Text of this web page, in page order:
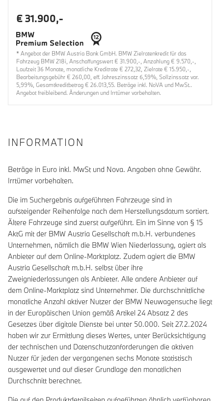
€ 31.900,-
* Angebot der BMW Austria Bank GmbH. BMW Zielratenkredit für das
Fahrzeug BMW 218i, Anschaffungswert € 31.900,-, Anzahlung € 9.570,-,
Laufzeit 36 Monate, monatliche Kreditrate € 272,32, Zielrate € 15.950,-,
Bearbeitungsgebühr € 260,00, eff. Jahreszinssatz 6,59%, Sollzinssatz var.
5,99%, Gesamtkreditbetrag € 26.013,55. Beträge inkl. NoVA und MwSt..
Angebot freibleibend. Änderungen und Irrtümer vorbehalten.
INFORMATION
Beträge in Euro inkl. MwSt und Nova. Angaben ohne Gewähr.
Irrtümer vorbehalten.
Die im Suchergebnis aufgeführten Fahrzeuge sind in
aufsteigender Reihenfolge nach dem Herstellungsdatum sortiert.
Ältere Fahrzeuge sind zuerst aufgeführt. Ein im Sinne von § 15
AktG mit der BMW Austria Gesellschaft m.b.H. verbundenes
Unternehmen, nämlich die BMW Wien Niederlassung, agiert als
Anbieter auf dem Online-Marktplatz. Zudem agiert die BMW
Austria Gesellschaft m.b.H. selbst über ihre
Zweigniederlassungen als Anbieter. Alle andere Anbieter auf
dem Online-Marktplatz sind Unternehmer. Die durchschnittliche
monatliche Anzahl aktiver Nutzer der BMW Neuwagensuche liegt
in der Europäischen Union gemäß Artikel 24 Absatz 2 des
Gesetzes über digitale Dienste bei unter 50.000. Seit 27.2.2024
haben wir zur Ermittlung dieses Wertes, unter Berücksichtigung
der technischen und Datenschutzanforderungen die aktiven
Nutzer für jeden der vergangenen sechs Monate statistisch
ausgewertet und auf dieser Grundlage den monatlichen
Durchschnitt berechnet.